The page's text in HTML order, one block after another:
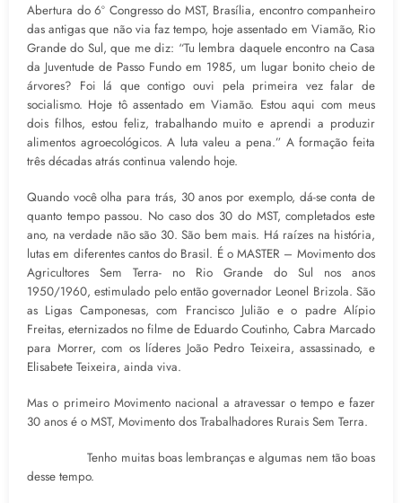
Abertura do 6º Congresso do MST, Brasília, encontro companheiro
das antigas que não via faz tempo, hoje assentado em Viamão, Rio
Grande do Sul, que me diz: “Tu lembra daquele encontro na Casa
da Juventude de Passo Fundo em 1985, um lugar bonito cheio de
árvores? Foi lá que contigo ouvi pela primeira vez falar de
socialismo. Hoje tô assentado em Viamão. Estou aqui com meus
dois filhos, estou feliz, trabalhando muito e aprendi a produzir
alimentos agroecológicos. A luta valeu a pena.” A formação feita
três décadas atrás continua valendo hoje.
Quando você olha para trás, 30 anos por exemplo, dá-se conta de
quanto tempo passou. No caso dos 30 do MST, completados este
ano, na verdade não são 30. São bem mais. Há raízes na história,
lutas em diferentes cantos do Brasil. É o MASTER – Movimento dos
Agricultores Sem Terra- no Rio Grande do Sul nos anos
1950/1960, estimulado pelo então governador Leonel Brizola. São
as Ligas Camponesas, com Francisco Julião e o padre Alípio
Freitas, eternizados no filme de Eduardo Coutinho, Cabra Marcado
para Morrer, com os líderes João Pedro Teixeira, assassinado, e
Elisabete Teixeira, ainda viva.
Mas o primeiro Movimento nacional a atravessar o tempo e fazer
30 anos é o MST, Movimento dos Trabalhadores Rurais Sem Terra.
Tenho muitas boas lembranças e algumas nem tão boas
desse tempo.